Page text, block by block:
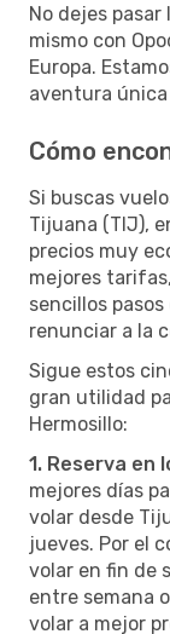
No dejes
mismo con
Europa.
aventura
Cómo
Si buscas
Tijuana (TIJ),
precios muy
mejores
sencillos
renunciar a la
Sigue estos
gran utilidad
Hermosillo:
1. Reserva en
mejores días
volar desde
jueves. Por el
volar en fin de
entre semana
volar a mejor